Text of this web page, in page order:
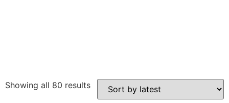
Showing all 80 results